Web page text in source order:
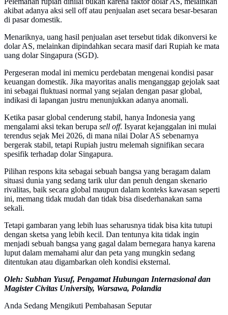
akibat adanya aksi sell off atau penjualan aset secara besar-besaran
di pasar domestik.
Menariknya, uang hasil penjualan aset tersebut tidak dikonversi ke
dolar AS, melainkan dipindahkan secara masif dari Rupiah ke mata
uang dolar Singapura (SGD).
Pergeseran modal ini memicu perdebatan mengenai kondisi pasar
keuangan domestik. Jika mayoritas analis menganggap gejolak saat
ini sebagai fluktuasi normal yang sejalan dengan pasar global,
indikasi di lapangan justru menunjukkan adanya anomali.
Ketika pasar global cenderung stabil, hanya Indonesia yang
mengalami aksi tekan berupa sell off. Isyarat kejanggalan ini mulai
terendus sejak Mei 2026, di mana nilai Dolar AS sebenarnya
bergerak stabil, tetapi Rupiah justru melemah signifikan secara
spesifik terhadap dolar Singapura.
Pilihan respons kita sebagai sebuah bangsa yang beragam dalam
situasi dunia yang sedang tarik ulur dan penuh dengan skenario
rivalitas, baik secara global maupun dalam konteks kawasan seperti
ini, memang tidak mudah dan tidak bisa disederhanakan sama
sekali.
Tetapi gambaran yang lebih luas seharusnya tidak bisa kita tutupi
dengan sketsa yang lebih kecil. Dan tentunya kita tidak ingin
menjadi sebuah bangsa yang gagal dalam bernegara hanya karena
luput dalam memahami alur dan peta yang mungkin sedang
ditentukan atau digambarkan oleh kondisi eksternal.
Oleh: Subhan Yusuf, Pengamat Hubungan Internasional dan
Magister Civitas University, Warsawa, Polandia
Anda Sedang Mengikuti Pembahasan Seputar